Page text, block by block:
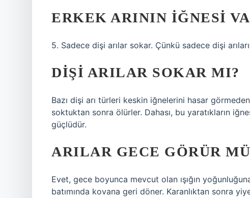
ERKEK ARININ IĞNESI
5. Sadece dişi arılar sokar. Çünkü sadece dişi
DIŞI ARILAR SOKAR MI?
Bazı dişi arı türleri keskin iğnelerini hasar
soktuktan sonra ölürler. Dahası, bu yaratıkların
güçlüdür.
ARILAR GECE GÖRÜR
Evet, gece boyunca mevcut olan ışığın
batımında kovana geri döner. Karanlıktan sonra